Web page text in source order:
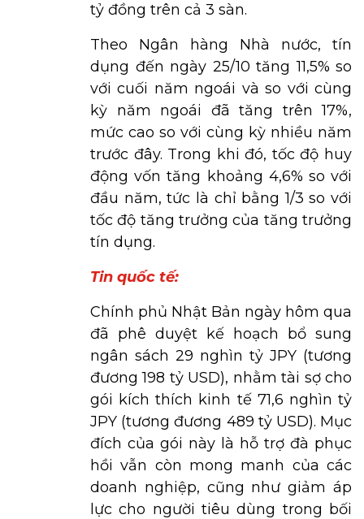
tỷ đồng trên cả 3 sàn.
Theo Ngân hàng Nhà nước, tín
dụng đến ngày 25/10 tăng 11,5% so
với cuối năm ngoái và so với cùng
kỳ năm ngoái đã tăng trên 17%,
mức cao so với cùng kỳ nhiều năm
trước đây. Trong khi đó, tốc độ huy
động vốn tăng khoảng 4,6% so với
đầu năm, tức là chỉ bằng 1/3 so với
tốc độ tăng trưởng của tăng trưởng
tín dụng.
Tin quốc tế:
Chính phủ Nhật Bản ngày hôm qua
đã phê duyệt kế hoạch bổ sung
ngân sách 29 nghìn tỷ JPY (tương
đương 198 tỷ USD), nhằm tài sợ cho
gói kích thích kinh tế 71,6 nghìn tỷ
JPY (tương đương 489 tỷ USD). Mục
đích của gói này là hỗ trợ đà phục
hồi vẫn còn mong manh của các
doanh nghiệp, cũng như giảm áp
lực cho người tiêu dùng trong bối